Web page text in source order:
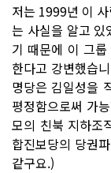
저는 1999년 이
는 사실을 알고 있
기 때문에 이 그
한다고 강변했습
명당은 김일성을
평정함으로써 가
모의 친북 지하조
합진보당의 당권
같구요.)